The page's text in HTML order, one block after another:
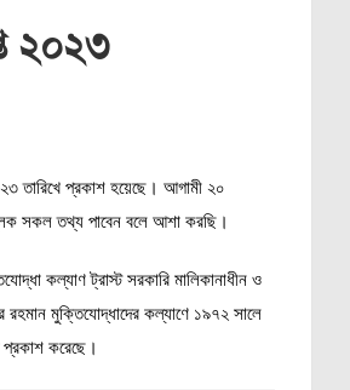
২০২৩
তারিখে প্রকাশ হয়েছে। আগামী ২০
সকল তথ্য পাবেন বলে আশা করছি।
কল্যাণ ট্রাস্ট সরকারি মালিকানাধীন ও
রহমান মুক্তিযোদ্ধাদের কল্যাণে ১৯৭২ সালে
প্রকাশ করেছে।